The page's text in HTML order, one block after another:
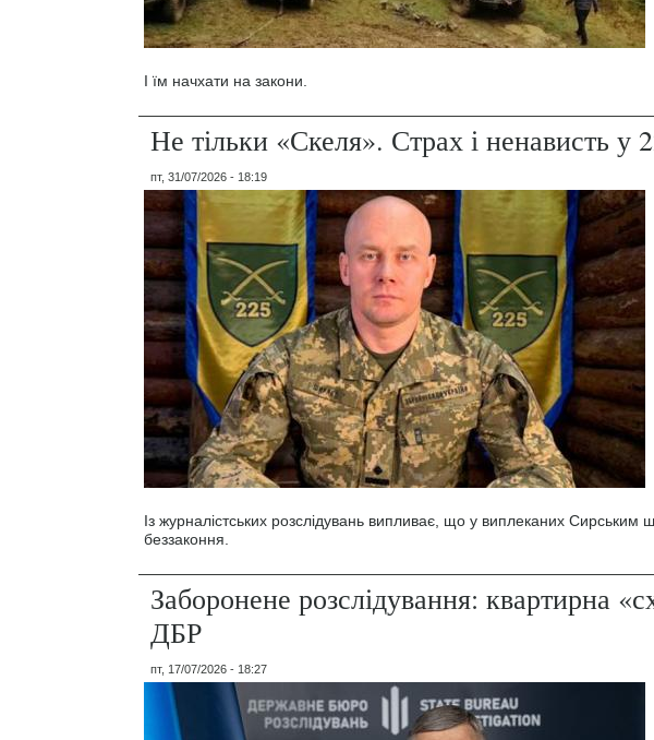
І їм начхати на закони.
Не тільки «Скеля». Страх і ненависть
пт, 31/07/2026 - 18:19
Із журналістських розслідувань випливає, що у виплеканих Сирським
беззаконня.
Заборонене розслідування: квартирна
ДБР
пт, 17/07/2026 - 18:27